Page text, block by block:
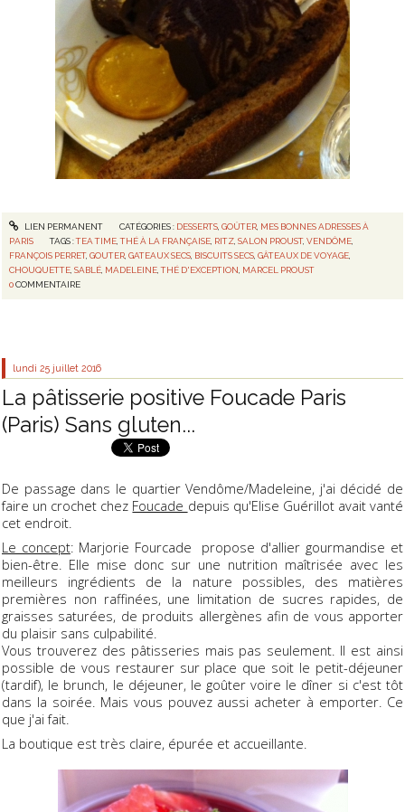
LIEN PERMANENT CATÉGORIES : DESSERTS, GOÛTER, MES BONNES ADRESSES À
PARIS
TAGS :TEA TIME ,THÉ À LA FRANÇAISE RITZ ,SALON PROUST,VENDÔME
FRANÇOIS PERRET,GOUTER ,GATEAUX SECS BISCUITS SECS ,GÂTEAUX DE VOYAGE
CHOUQUETTE ,SABLÉ MADELEINE ,THÉ D'EXCEPTION MARCEL PROUST
0COMMENTAIRE
lundi 25 juillet 2016
La pâtisserie positive Foucade Paris
(Paris) Sans gluten...
De passage dans le quartier Vendôme/Madeleine, j'ai décidé de
faire un crochet chez Foucade depuis qu'Elise Guérillot avait vanté
cet endroit.
Le concept: Marjorie Fourcade propose d'allier gourmandise et
bien-être. Elle mise donc sur une nutrition maîtrisée avec les
meilleurs ingrédients de la nature possibles, des matières
premières non raffinées, une limitation de sucres rapides, de
graisses saturées, de produits allergènes afin de vous apporter
du plaisir sans culpabilité.
Vous trouverez des pâtisseries mais pas seulement. Il est ainsi
possible de vous restaurer sur place que soit le petit-déjeuner
(tardif), le brunch, le déjeuner, le goûter voire le dîner si c'est tôt
dans la soirée. Mais vous pouvez aussi acheter à emporter. Ce
que j'ai fait.
La boutique est très claire, épurée et accueillante.